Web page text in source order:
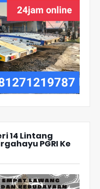
14 Lintang
PGRI Ke